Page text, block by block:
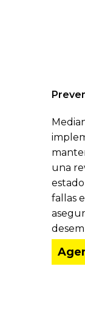
una
fallas